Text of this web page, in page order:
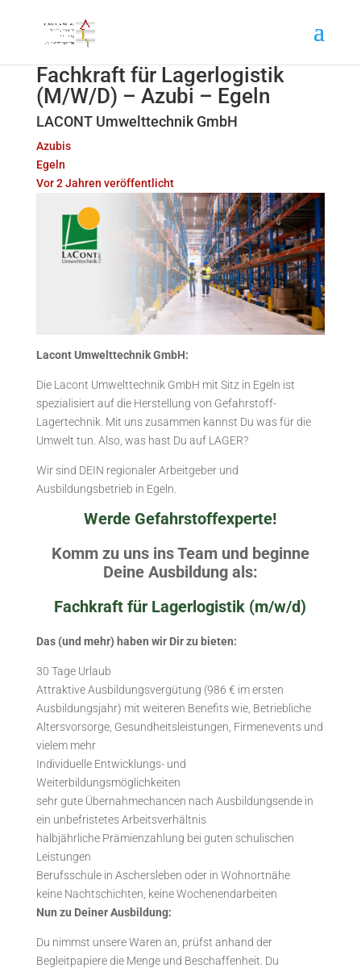
Fachkraft für Lagerlogistik
(M/W/D) – Azubi – Egeln
LACONT Umwelttechnik GmbH
Azubis
Egeln
Vor 2 Jahren veröffentlicht
Lacont Umwelttechnik GmbH:
Die Lacont Umwelttechnik GmbH mit Sitz in Egeln ist
spezialisiert auf die Herstellung von Gefahrstoff-
Lagertechnik. Mit uns zusammen kannst Du was für die
Umwelt tun. Also, was hast Du auf LAGER?
Wir sind DEIN regionaler Arbeitgeber und
Ausbildungsbetrieb in Egeln.
Werde Gefahrstoffexperte!
Komm zu uns ins Team und beginne
Deine Ausbildung als:
Fachkraft für Lagerlogistik (m/w/d)
Das (und mehr) haben wir Dir zu bieten:
30 Tage Urlaub
Attraktive Ausbildungsvergütung (986 € im ersten
Ausbildungsjahr) mit weiteren Benefits wie, Betriebliche
Altersvorsorge, Gesundheitsleistungen, Firmenevents und
vielem mehr
Individuelle Entwicklungs- und
Weiterbildungsmöglichkeiten
sehr gute Übernahmechancen nach Ausbildungsende in
ein unbefristetes Arbeitsverhältnis
halbjährliche Prämienzahlung bei guten schulischen
Leistungen
Berufsschule in Aschersleben oder in Wohnortnähe
keine Nachtschichten, keine Wochenendarbeiten
Nun zu Deiner Ausbildung:
Du nimmst unsere Waren an, prüfst anhand der
Begleitpapiere die Menge und Beschaffenheit. Du